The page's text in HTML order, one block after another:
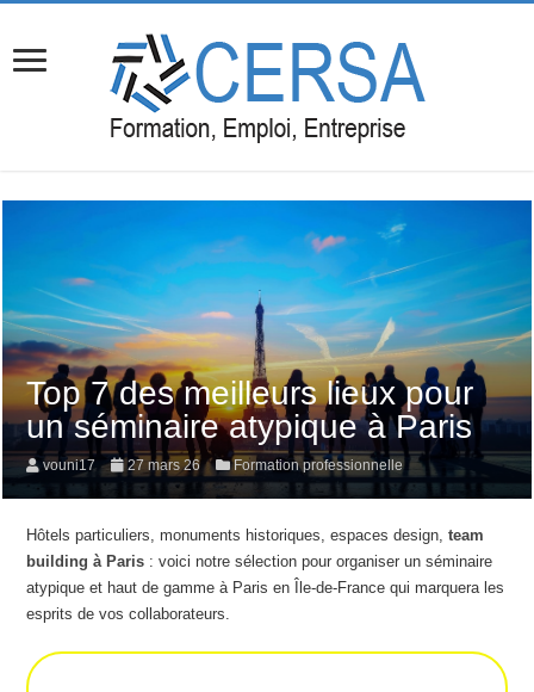
Top 7 des meilleurs lieux pour
un séminaire atypique à Paris
vouni17 27 mars 26 Formation professionnelle
Hôtels particuliers, monuments historiques, espaces design,team
building à Paris : voici notre sélection pour organiser un séminaire
atypique et haut de gamme à Paris en Île-de-France qui marquera les
esprits de vos collaborateurs.